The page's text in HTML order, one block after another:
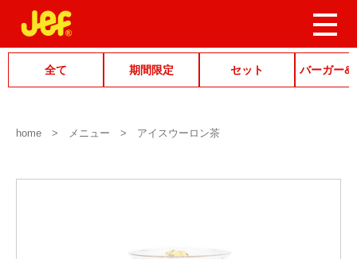
全て 期間限定 セット バーガー&
home メニュー アイスウーロン茶